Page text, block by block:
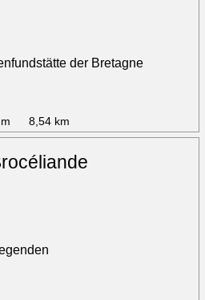
der Bretagne
8,54 km